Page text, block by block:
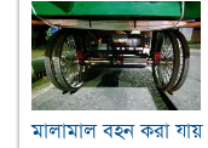
মালামাল বহন করা যায়।